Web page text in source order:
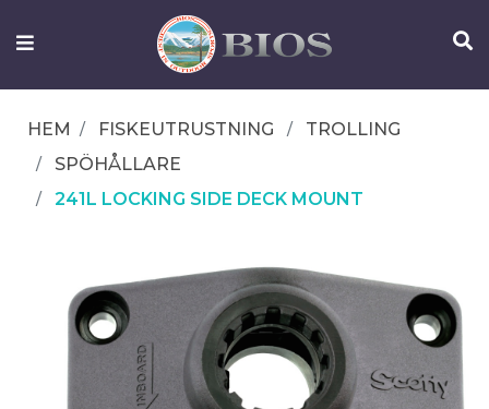
FISKEUTRUSTNING
OM
IFISH
HEM FISKEUTRUSTNING
TROLLING
SPÖHÅLLARE
241L LOCKING SIDE DECK MOUNT